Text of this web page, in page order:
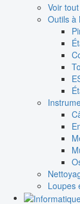
Voir
Outils à
Loupes